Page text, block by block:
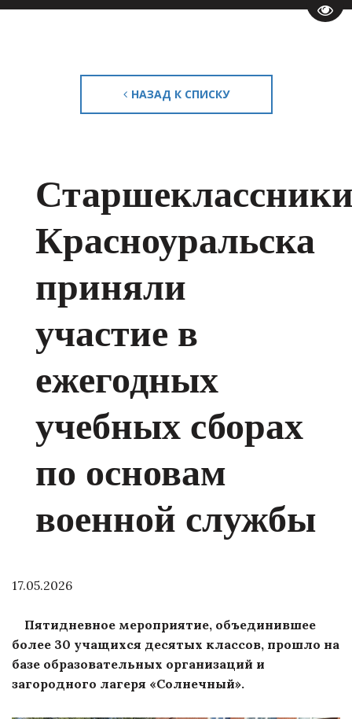
НАЗАД К СПИСКУ
Красноуральска
приняли
участие в
ежегодных
учебных сборах
по основам
военной службы
17.05.2026
Пятидневное мероприятие, объединившее
более 30 учащихся десятых классов, прошло на
базе образовательных организаций и
загородного лагеря «Солнечный».